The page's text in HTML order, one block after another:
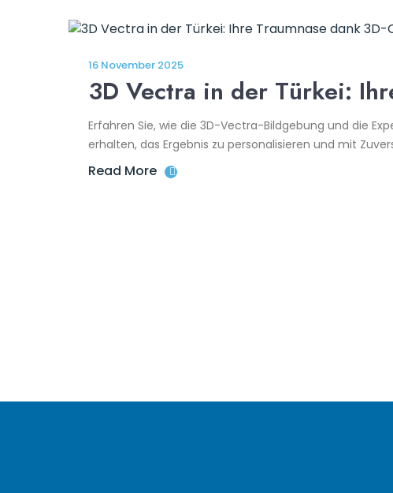
16 November 2025
3D Vectra in der Türkei:
Erfahren Sie, wie die 3D-Vectra-Bildgebung und die
erhalten, das Ergebnis zu personalisieren und mit
Read More